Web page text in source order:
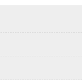
組曲》
辦人Richard Cesari到